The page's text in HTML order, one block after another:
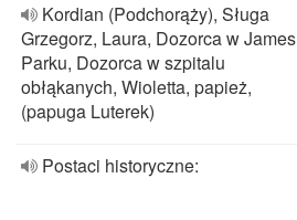
Kordian (Podchorąży), Sługa
Grzegorz, Laura, Dozorca w James
Parku, Dozorca w szpitalu
obłąkanych, Wioletta, papież,
(papuga Luterek)
Postaci historyczne: